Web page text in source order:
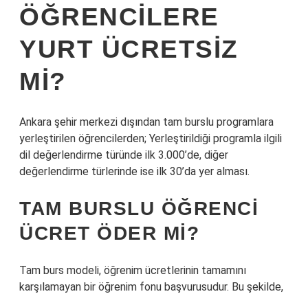
ÖĞRENCILERE
YURT ÜCRETSIZ
MI?
Ankara şehir merkezi dışından tam burslu programlara
yerleştirilen öğrencilerden; Yerleştirildiği programla ilgili
dil değerlendirme türünde ilk 3.000’de, diğer
değerlendirme türlerinde ise ilk 30’da yer alması.
TAM BURSLU ÖĞRENCI
ÜCRET ÖDER MI?
Tam burs modeli, öğrenim ücretlerinin tamamını
karşılamayan bir öğrenim fonu başvurusudur. Bu şekilde,